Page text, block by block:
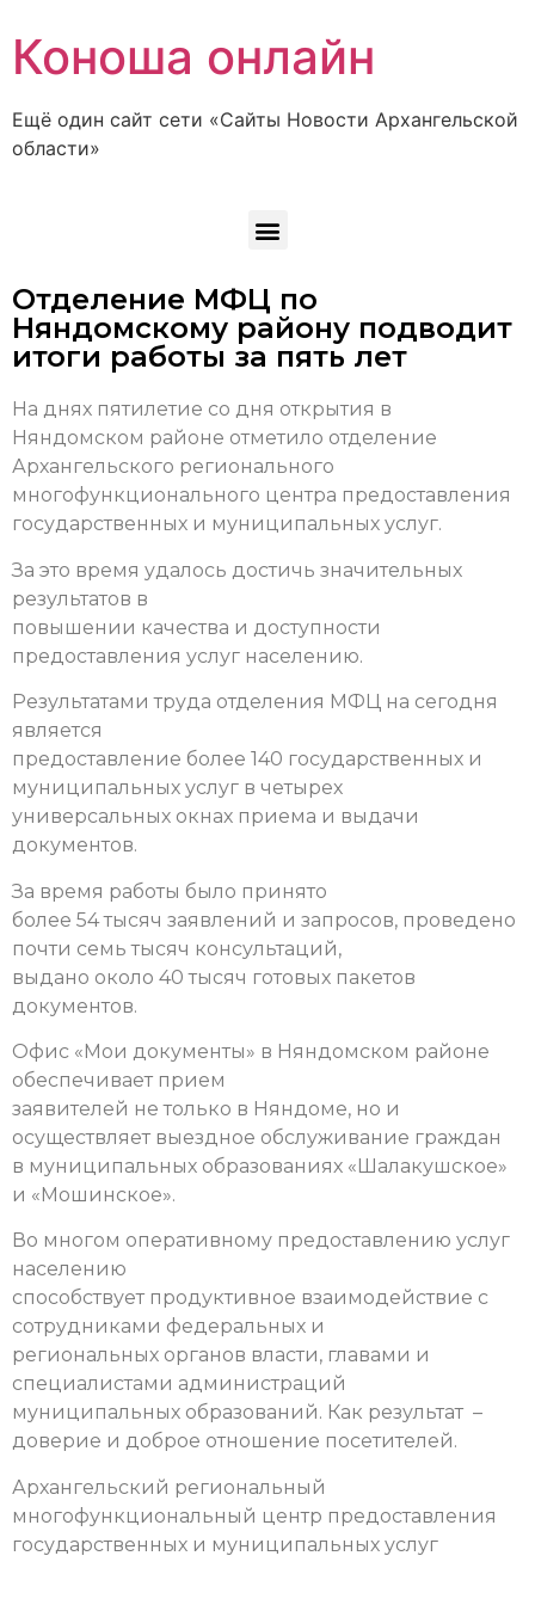
Коноша онлайн
Ещё один сайт сети «Сайты Новости Архангельской
области»
Отделение МФЦ по
Няндомскому району подводит
итоги работы за пять лет
На днях пятилетие со дня открытия в
Няндомском районе отметило отделение
Архангельского регионального
многофункционального центра предоставления
государственных и муниципальных услуг.
За это время удалось достичь значительных
результатов в
повышении качества и доступности
предоставления услуг населению.
Результатами труда отделения МФЦ на сегодня
является
предоставление более 140 государственных и
муниципальных услуг в четырех
универсальных окнах приема и выдачи
документов.
За время работы было принято
более 54 тысяч заявлений и запросов, проведено
почти семь тысяч консультаций,
выдано около 40 тысяч готовых пакетов
документов.
Офис «Мои документы» в Няндомском районе
обеспечивает прием
заявителей не только в Няндоме, но и
осуществляет выездное обслуживание граждан
в муниципальных образованиях «Шалакушское»
и «Мошинское».
Во многом оперативному предоставлению услуг
населению
способствует продуктивное взаимодействие с
сотрудниками федеральных и
региональных органов власти, главами и
специалистами администраций
муниципальных образований. Как результат –
доверие и доброе отношение посетителей.
Архангельский региональный
многофункциональный центр предоставления
государственных и муниципальных услуг